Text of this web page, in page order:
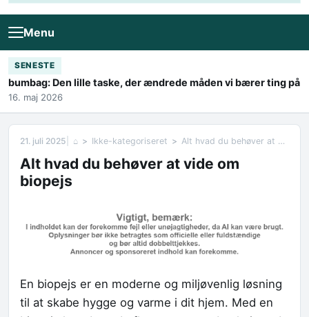
Menu
SENESTE
bumbag: Den lille taske, der ændrede måden vi bærer ting på
16. maj 2026
21. juli 2025 ⌂ Ikke-kategoriseret Alt hvad du behøver at vide om biopejs
Alt hvad du behøver at vide om
biopejs
En biopejs er en moderne og miljøvenlig løsning
til at skabe hygge og varme i dit hjem. Med en